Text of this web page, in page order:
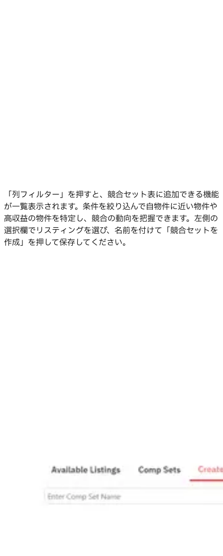
「列フィルター」を押すと、競合セット表に追加できる機能
が一覧表示されます。条件を絞り込んで自物件に近い物件や
高収益の物件を特定し、競合の動向を把握できます。左側の
選択欄でリスティングを選び、名前を付けて「競合セットを
作成」を押して保存してください。